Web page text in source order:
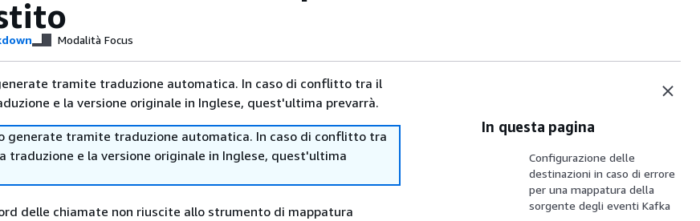
Modalità Focus
tramite traduzione automatica. In caso di conflitto tra il
e la versione originale in Inglese, quest'ultima prevarrà.
generate tramite traduzione automatica. In caso di conflitto tra
traduzione e la versione originale in Inglese, quest'ultima
delle chiamate non riuscite allo strumento di mappatura
In questa pagina
Configurazione delle
destinazioni in caso di errore
per una mappatura della
sorgente degli eventi Kafka